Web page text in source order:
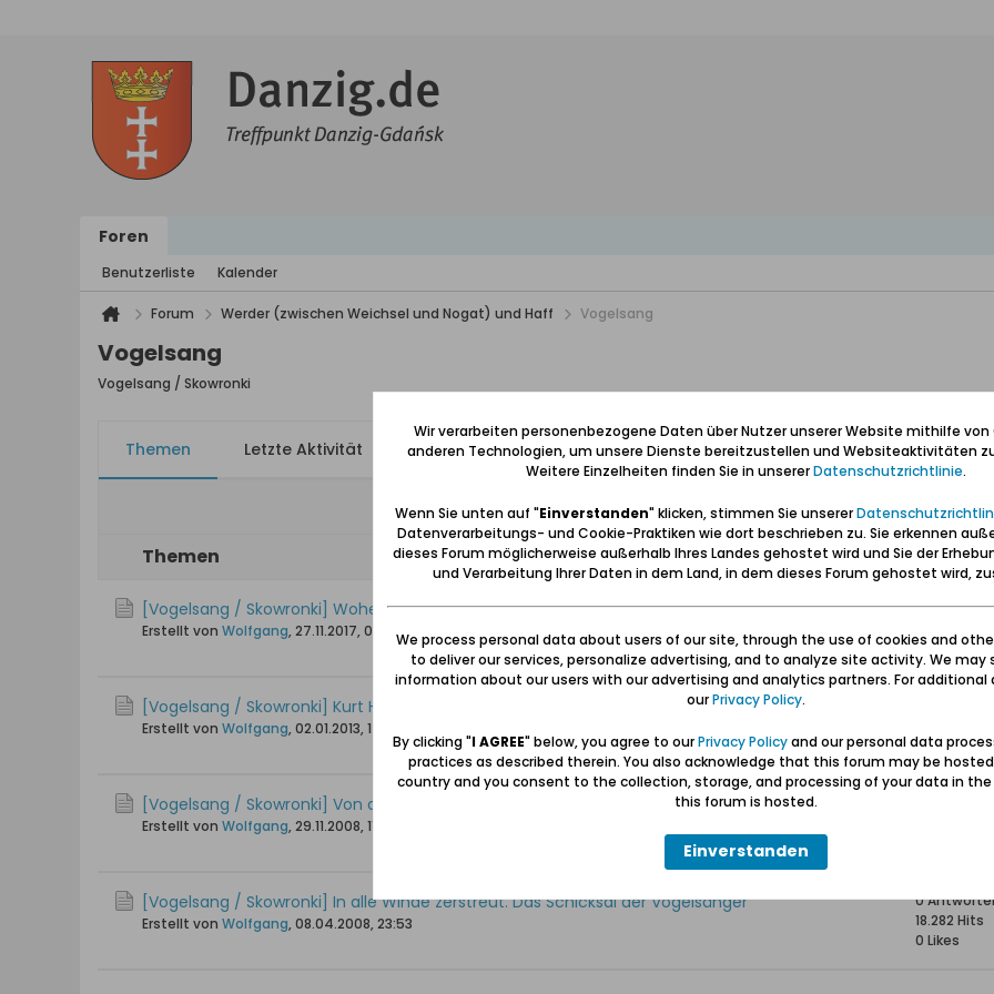
Foren
Benutzerliste Kalender
Forum Werder (zwischen Weichsel und Nogat) und Haff Vogelsang
Vogelsang
Vogelsang / Skowronki
Themen Letzte Aktivität Meine Abonnements Bilder
Themen
[Vogelsang / Skowronki] Woher die Bewohner Vogelsangs stammten
Erstellt von Wolfgang, 27.11.2017, 02:42
0
0 Likes
[Vogelsang / Skowronki] Kurt Hübert: Wanderung nach Vogelsang
Erstellt von Wolfgang, 02.01.2013, 17:45
0 Likes
[Vogelsang / Skowronki] Von der Versippung Vogelsangs
Erstellt von Wolfgang, 29.11.2008, 11:43
[Vogelsang / Skowronki] In alle Winde zerstreut. Das Schicksal der Vogelsänger
Erstellt von Wolfgang, 08.04.2008, 23:53
0
18.282 Hits
0 Likes
Wir verarbeiten personenbezogene Daten über Nutzer unserer Website mithilfe von
anderen Technologien, um unsere Dienste bereitzustellen und Websiteaktivitäten
Weitere Einzelheiten finden Sie in unsererDatenschutzrichtlinie.
Wenn Sie unten auf "Einverstanden" klicken, stimmen Sie unserer
Datenverarbeitungs- und Cookie-Praktiken wie dort beschrieben zu. Sie erkennen
dieses Forum möglicherweise außerhalb Ihres Landes gehostet wird und Sie der
und Verarbeitung Ihrer Daten in dem Land, in dem dieses Forum gehostet wird,
We process personal data about users of our site, through the use of cookies and
to deliver our services, personalize advertising, and to analyze site activity. We may
information about our users with our advertising and analytics partners. For additional
ourPrivacy Policy.
By clicking "I AGREE" below, you agree to ourPrivacy Policyand our personal data
practices as described therein. You also acknowledge that this forum may be
country and you consent to the collection, storage, and processing of your data in
this forum is hosted.
Einverstanden